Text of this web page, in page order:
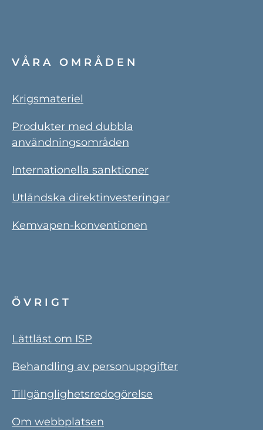
VÅRA OMRÅDEN
Krigsmateriel
Produkter med dubbla
användningsområden
Internationella sanktioner
Utländska direktinvesteringar
Kemvapen-konventionen
ÖVRIGT
Lättläst om ISP
Behandling av personuppgifter
Tillgänglighetsredogörelse
Om webbplatsen